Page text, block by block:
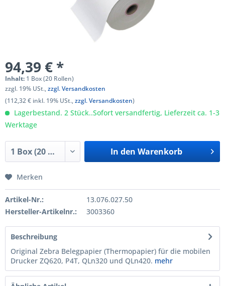
94,39 € *
Inhalt: 1 Box (20 Rollen)
zzgl. 19% USt.,zzgl. Versandkosten
(112,32 € inkl. 19% USt.,zzgl. Versandkosten)
Lagerbestand. 2 Stück..Sofort versandfertig, Lieferzeit ca. 1-3
Werktage
In den Warenkorb
Merken
Artikel-Nr.:
13.076.027.50
Hersteller-Artikelnr.:
3003360
Beschreibung
Original Zebra Belegpapier (Thermopapier) für die mobilen
Drucker ZQ620, P4T, QLn320 und QLn420. mehr